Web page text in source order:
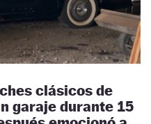
clásicos de
garaje durante 15